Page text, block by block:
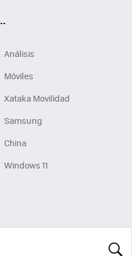
Análisis
Móviles
Xataka Movilidad
Samsung
China
Windows 11